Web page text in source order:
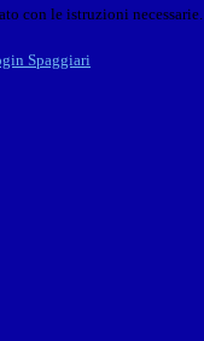
con le istruzioni necessarie.
Spaggiari